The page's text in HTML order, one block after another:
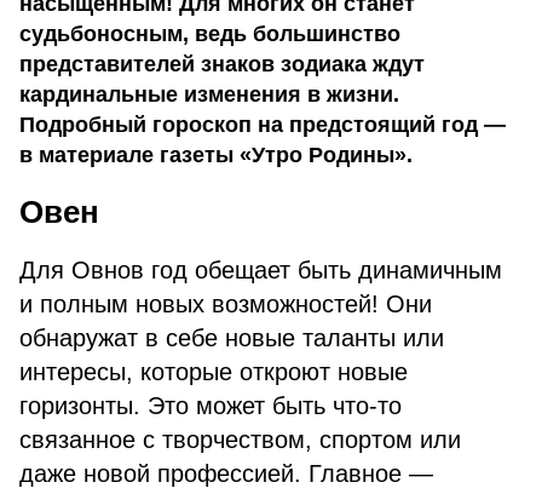
судьбоносным, ведь большинство
представителей знаков зодиака ждут
кардинальные изменения в жизни.
Подробный гороскоп на предстоящий год —
в материале газеты «Утро Родины».
Овен
Для Овнов год обещает быть динамичным
и полным новых возможностей! Они
обнаружат в себе новые таланты или
интересы, которые откроют новые
горизонты. Это может быть что-то
связанное с творчеством, спортом или
даже новой профессией. Главное —